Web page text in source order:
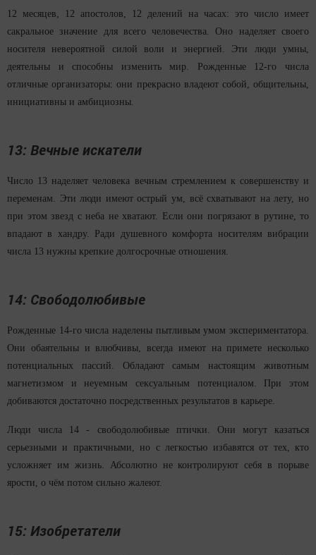
12 месяцев, 12 апостолов, 12 делений на часах: это число имеет
сакральное значение для всего человечества. Оно наделяет своего
носителя невероятной силой воли и энергией. Эти люди умны,
деятельны и способны изменить мир. Рожденные 12-го числа
отличные организаторы: они прекрасно владеют собой, общительны,
инициативны и амбициозны.
13: Вечные искатели
Число 13 наделяет человека вечным стремлением к совершенству и
переменам. Эти люди имеют острый ум, всё схватывают на лету, но
при этом звезд с неба не хватают. Если они погрязают в рутине, то
впадают в хандру. Ради душевного комфорта носителям вибрации
числа 13 нужны крепкие долгосрочные отношения.
14: Свободолюбивые
Рожденные 14-го числа наделены пытливым умом экспериментатора.
Они обаятельны и влюбчивы, всегда имеют на примете несколько
потенциальных пассий. Обладают самым настоящим животным
магнетизмом и неуемным сексуальным потенциалом. При этом
добиваются достаточно посредственных результатов в карьере.
Люди числа 14 - свободолюбивые птички. Они могут казаться
серьезными и практичными, но с легкостью избавятся от тех, кто
усложняет им жизнь. Абсолютно не контролируют себя в порыве
ярости, о чём потом сильно жалеют.
15: Изобретатели